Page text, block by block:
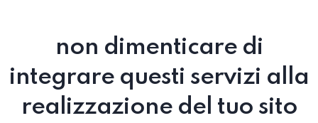
non dimenticare di
integrare questi servizi alla
realizzazione del tuo sito